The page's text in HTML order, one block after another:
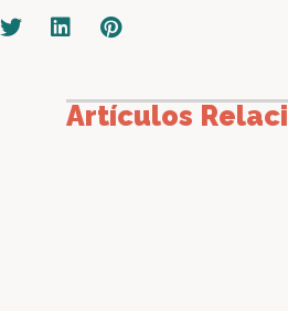
Artículos